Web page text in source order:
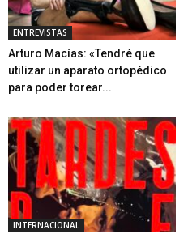
ENTREVISTAS
Arturo Macías: «Tendré que
utilizar un aparato ortopédico
para poder torear...
INTERNACIONAL